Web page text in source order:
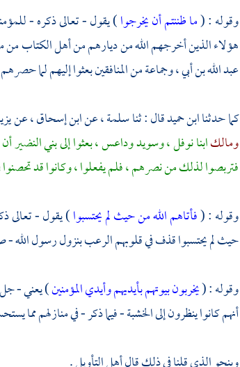
وقوله : (ما ظننتم أن يخرجوا) يقول - تعالى ذكره -
هؤلاء الذين أخرجهم الله من ديارهم من أهل الكتاب من
عبد الله بن أبي، وجماعة من المنافقين بعثوا إليهم لما
كما حدثناابن حميدقال : ثناسلمة، عنابن إسحاق، عن
ومالكابنانوفل،وسويدوداعس، بعثوا إلىبني النضير
فتربصوا لذلك من نصرهم ، فلم يفعلوا ، وكانوا قد
وقوله : (فأتاهم الله من حيث لم يحتسبوا) يقول - تعالى
حيث لم يحتسبوا قذف في قلوبهم الرعب بنزول رسول الله
وقوله : (يخربون بيوتهم بأيديهم وأيدي المؤمنين) يعني -
أنهم كانوا ينظرون إلى الخشبة - فيما ذكر - في منازلهم مما